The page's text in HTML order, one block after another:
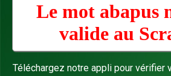
Le mot abapus
valide au
Téléchargez notre appli pour vérifier